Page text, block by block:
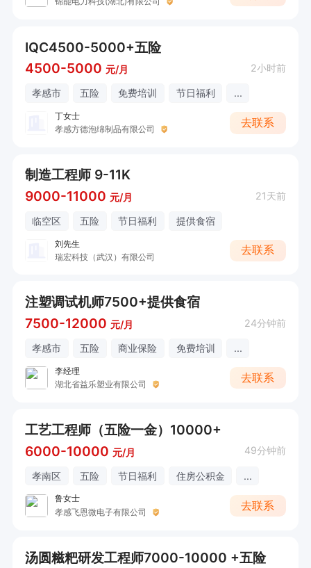
IQC4500-5000+五险
4500-5000 元/月 2小时前
孝感市 五险 免费培训 节日福利 ...
丁女士
孝感方德泡绵制品有限公司
去联系
制造工程师 9-11K
9000-11000 元/月 21天前
临空区 五险 节日福利 提供食宿
刘先生
瑞宏科技（武汉）有限公司
去联系
注塑调试机师7500+提供食宿
7500-12000 元/月 24分钟前
孝感市 五险 商业保险 免费培训 ...
李经理
湖北省益乐塑业有限公司
去联系
工艺工程师（五险一金）10000+
6000-10000 元/月 49分钟前
孝南区 五险 节日福利 住房公积金 ...
鲁女士
孝感飞恩微电子有限公司
去联系
汤圆糍粑研发工程师7000-10000 +五险